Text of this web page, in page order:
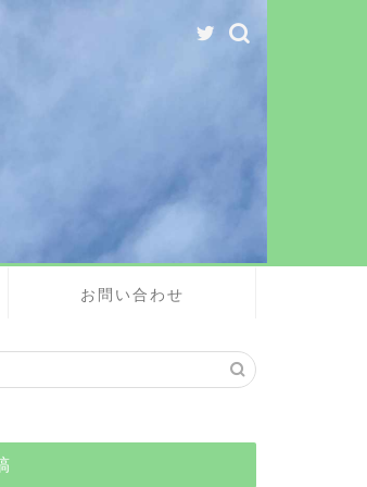
お問い合わせ